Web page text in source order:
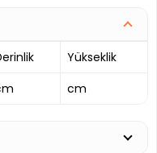
Yükseklik
cm